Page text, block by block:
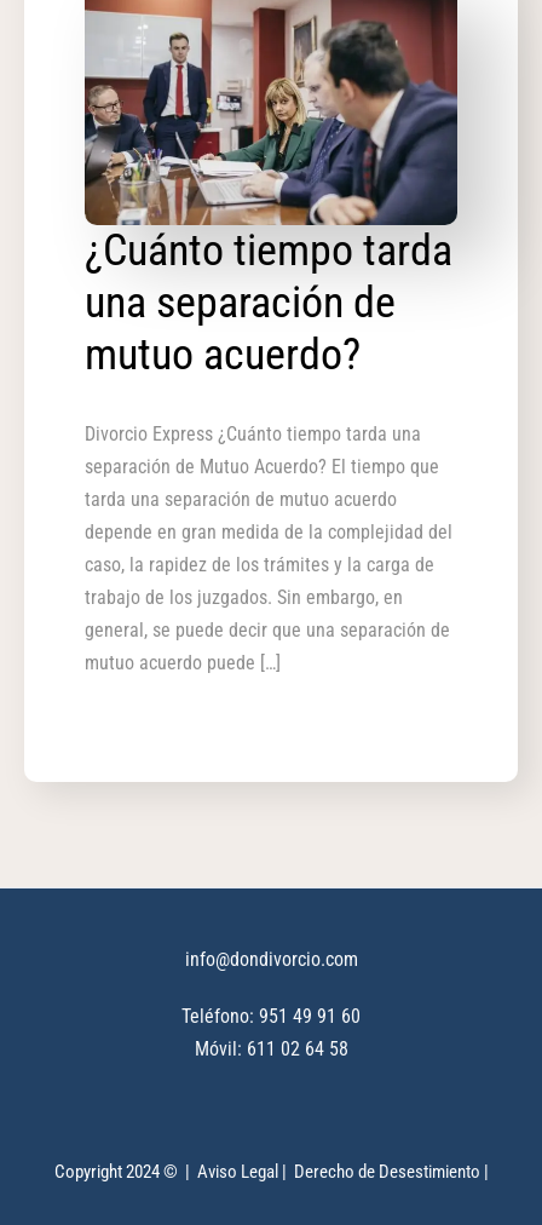
¿Cuánto tiempo tarda
una separación de
mutuo acuerdo?
Divorcio Express ¿Cuánto tiempo tarda una
separación de Mutuo Acuerdo? El tiempo que
tarda una separación de mutuo acuerdo
depende en gran medida de la complejidad del
caso, la rapidez de los trámites y la carga de
trabajo de los juzgados. Sin embargo, en
general, se puede decir que una separación de
mutuo acuerdo puede […]
info@dondivorcio.com
Teléfono: 951 49 91 60
Móvil: 611 02 64 58
Copyright 2024 © | Aviso Legal | Derecho de Desestimiento |